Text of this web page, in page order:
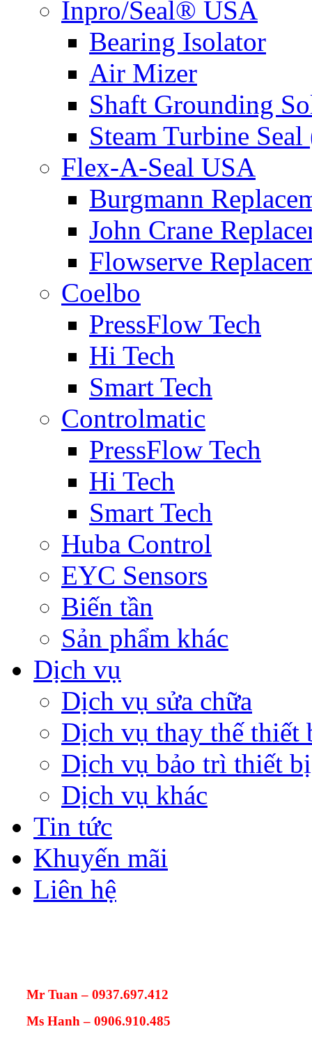
Inpro/Seal® USA
Bearing Isolator
Air Mizer
Shaft Grounding
Steam Turbine
Flex-A-Seal USA
Burgmann
John Crane
Flowserve
Coelbo
PressFlow Tech
Hi Tech
Smart Tech
Controlmatic
PressFlow Tech
Hi Tech
Smart Tech
Huba Control
EYC Sensors
Biến tần
Sản phẩm khác
Dịch vụ
Dịch vụ sửa chữa
Dịch vụ thay thế thiết
Dịch vụ bảo trì thiết bị
Dịch vụ khác
Tin tức
Khuyến mãi
Liên hệ
Mr Tuan – 0937.697.412
Ms Hanh – 0906.910.485